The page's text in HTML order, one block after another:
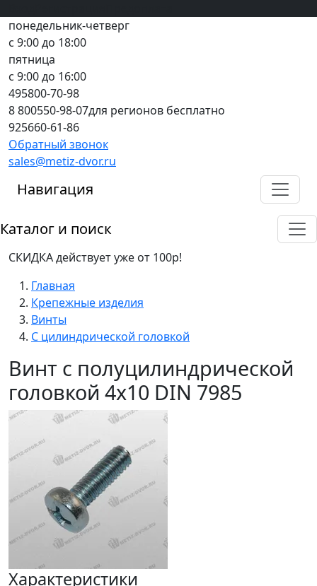
понедельник-четверг
с 9:00 до 18:00
пятница
с 9:00 до 16:00
495800-70-98
8 800550-98-07для регионов бесплатно
925660-61-86
Обратный звонок
sales@metiz-dvor.ru
Навигация
Каталог и поиск
СКИДКА действует уже от 100р!
Главная
Крепежные изделия
Винты
С цилиндрической головкой
Винт с полуцилиндрической
головкой 4x10 DIN 7985
Характеристики